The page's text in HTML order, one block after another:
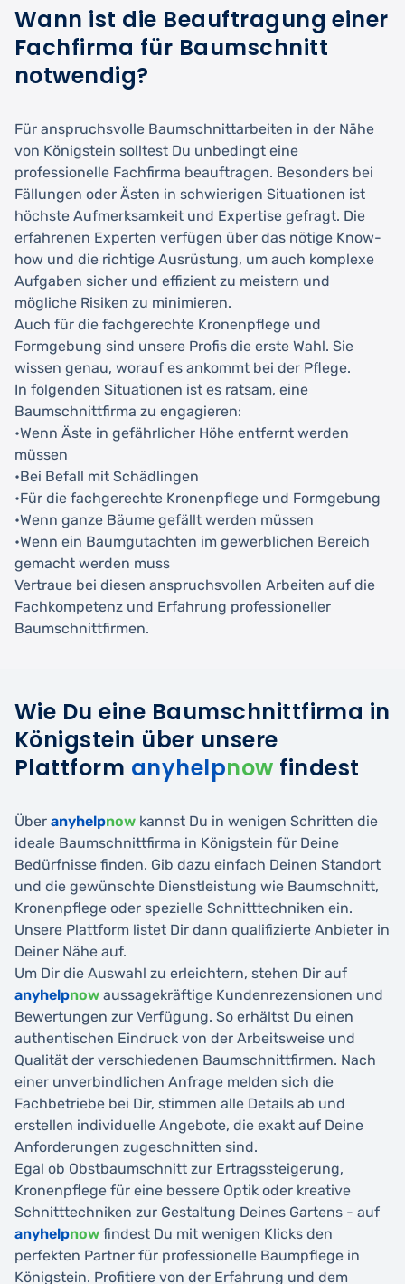
Wann ist die Beauftragung einer
Fachfirma für Baumschnitt
notwendig?
Für anspruchsvolle Baumschnittarbeiten in der Nähe
von Königstein solltest Du unbedingt eine
professionelle Fachfirma beauftragen. Besonders bei
Fällungen oder Ästen in schwierigen Situationen ist
höchste Aufmerksamkeit und Expertise gefragt. Die
erfahrenen Experten verfügen über das nötige Know-
how und die richtige Ausrüstung, um auch komplexe
Aufgaben sicher und effizient zu meistern und
mögliche Risiken zu minimieren.
Auch für die fachgerechte Kronenpflege und
Formgebung sind unsere Profis die erste Wahl. Sie
wissen genau, worauf es ankommt bei der Pflege.
In folgenden Situationen ist es ratsam, eine
Baumschnittfirma zu engagieren:
•Wenn Äste in gefährlicher Höhe entfernt werden
müssen
•Bei Befall mit Schädlingen
•Für die fachgerechte Kronenpflege und Formgebung
•Wenn ganze Bäume gefällt werden müssen
•Wenn ein Baumgutachten im gewerblichen Bereich
gemacht werden muss
Vertraue bei diesen anspruchsvollen Arbeiten auf die
Fachkompetenz und Erfahrung professioneller
Baumschnittfirmen.
Wie Du eine Baumschnittfirma in
Königstein über unsere
Plattform anyhelpnow findest
Über anyhelpnow kannst Du in wenigen Schritten die
ideale Baumschnittfirma in Königstein für Deine
Bedürfnisse finden. Gib dazu einfach Deinen Standort
und die gewünschte Dienstleistung wie Baumschnitt,
Kronenpflege oder spezielle Schnitttechniken ein.
Unsere Plattform listet Dir dann qualifizierte Anbieter in
Deiner Nähe auf.
Um Dir die Auswahl zu erleichtern, stehen Dir auf
anyhelpnow aussagekräftige Kundenrezensionen und
Bewertungen zur Verfügung. So erhältst Du einen
authentischen Eindruck von der Arbeitsweise und
Qualität der verschiedenen Baumschnittfirmen. Nach
einer unverbindlichen Anfrage melden sich die
Fachbetriebe bei Dir, stimmen alle Details ab und
erstellen individuelle Angebote, die exakt auf Deine
Anforderungen zugeschnitten sind.
Egal ob Obstbaumschnitt zur Ertragssteigerung,
Kronenpflege für eine bessere Optik oder kreative
Schnitttechniken zur Gestaltung Deines Gartens - auf
anyhelpnow findest Du mit wenigen Klicks den
perfekten Partner für professionelle Baumpflege in
Königstein. Profitiere von der Erfahrung und dem